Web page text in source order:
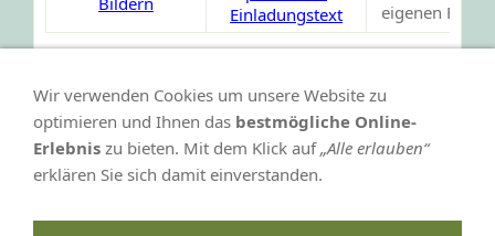
Wir verwenden Cookies um unsere Website zu
optimieren und Ihnen das bestmögliche Online-
Erlebnis zu bieten. Mit dem Klick auf„Alle erlauben“
erklären Sie sich damit einverstanden.